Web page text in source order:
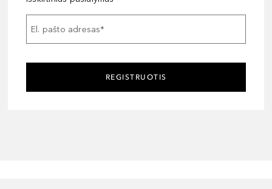
El. pašto adresas*
REGISTRUOTIS